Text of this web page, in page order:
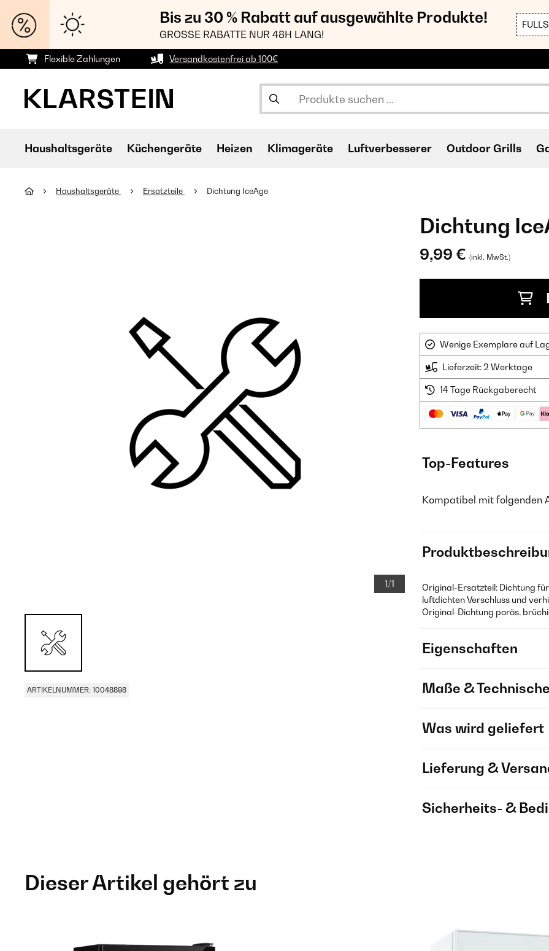
Bis zu 30 % Rabatt auf ausgewählte Produkte!
GROSSE RABATTE NUR 48H LANG!
Flexible Zahlungen Versandkostenfrei ab 100€
Haushaltsgeräte Küchengeräte Heizen Klimageräte Luftverbesserer Outdoor Grills
Haushaltsgeräte Ersatzteile Dichtung IceAge
1/1
ARTIKELNUMMER: 10048898
Dichtung
9,99 € (inkl. MwSt.)
Wenige Exemplare auf
Lieferzeit: 2 Werktage
14 Tage Rückgaberecht
Top-Features
Kompatibel mit folgenden
Original-Ersatzteil: Dichtung
luftdichten Verschluss und
Original-Dichtung porös,
Eigenschaften
Maße &
Was wird geliefert
Lieferung &
Sicherheits- &
Dieser Artikel gehört zu